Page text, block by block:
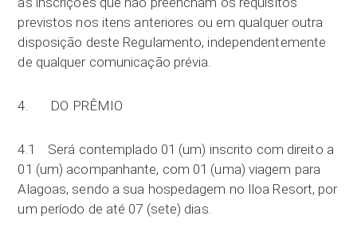
previstos nos itens anteriores ou em qualquer outra
disposição deste Regulamento, independentemente
de qualquer comunicação prévia.
4. DO PRÊMIO
4.1 Será contemplado 01 (um) inscrito com direito a
01 (um) acompanhante, com 01 (uma) viagem para
Alagoas, sendo a sua hospedagem no Iloa Resort, por
um período de até 07 (sete) dias.